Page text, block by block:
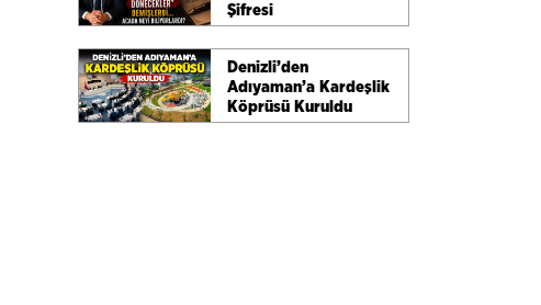
Şifresi
Denizli’den
Adıyaman’a Kardeşlik
Köprüsü Kuruldu